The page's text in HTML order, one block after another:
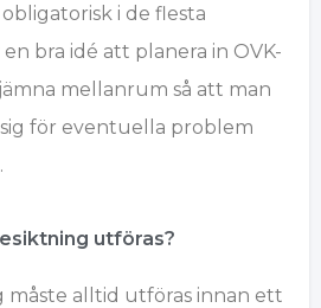
i de flesta
bra idé att planera in OVK-
mellanrum så att man
för eventuella problem
utföras?
måste alltid utföras innan ett